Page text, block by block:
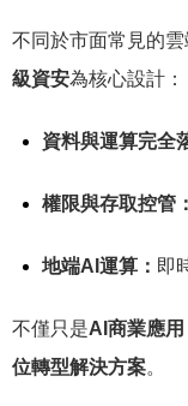
不同於市面常見的雲
級資安為核心設計：
資料與運算完全
權限與存取控管：
地端AI運算： 即
不僅只是AI商業應用
位轉型解決方案。